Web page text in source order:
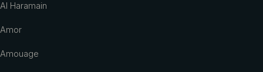
Al Haramain
Amor
Amouage